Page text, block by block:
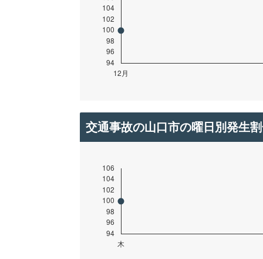
交通事故の山口市の曜日別発生